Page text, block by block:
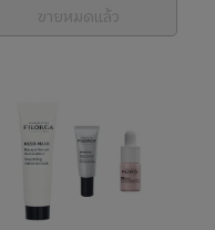
ขายหมดแล้ว